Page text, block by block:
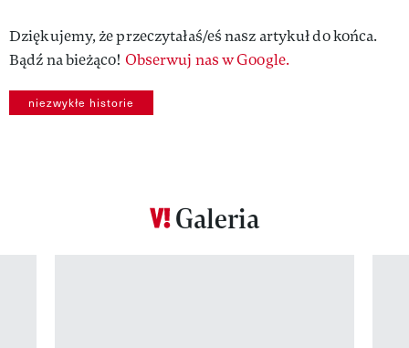
Dziękujemy, że przeczytałaś/eś nasz artykuł do końca.
Bądź na bieżąco! Obserwuj nas w Google.
niezwykłe historie
Galeria